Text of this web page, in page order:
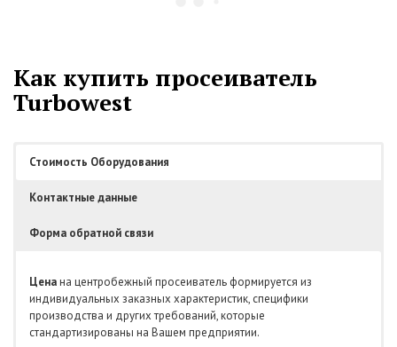
Как купить просеиватель
Turbowest
Стоимость Оборудования
Контактные данные
Форма обратной связи
Ценана центробежный просеиватель формируется из
индивидуальных заказных характеристик, специфики
производства и других требований, которые
стандартизированы на Вашем предприятии.